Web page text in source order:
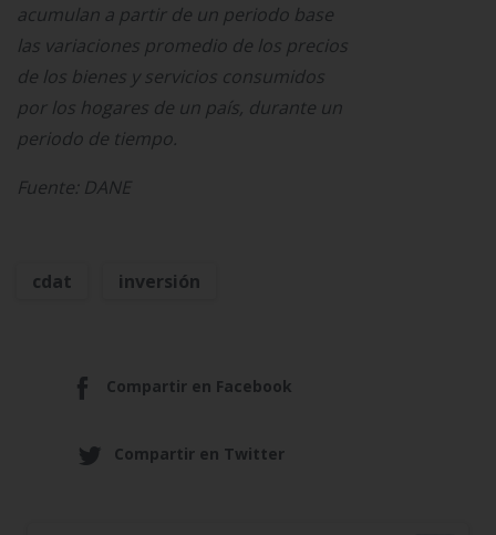
acumulan a partir de un periodo base
las variaciones promedio de los precios
de los bienes y servicios consumidos
por los hogares de un país, durante un
periodo de tiempo.
Fuente: DANE
cdat inversión
Compartir en Facebook
Compartir en Twitter